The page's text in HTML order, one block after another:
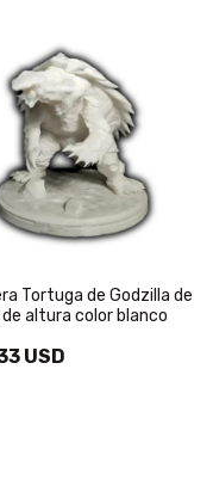
Tortuga de Godzilla de
altura color blanco
USD